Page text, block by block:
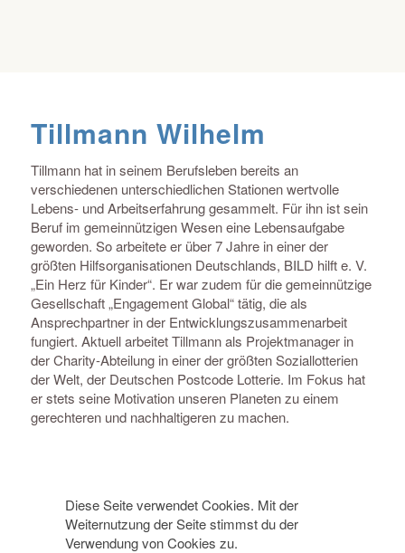
Tillmann Wilhelm
Tillmann hat in seinem Berufsleben bereits an
verschiedenen unterschiedlichen Stationen wertvolle
Lebens- und Arbeitserfahrung gesammelt. Für ihn ist sein
Beruf im gemeinnützigen Wesen eine Lebensaufgabe
geworden. So arbeitete er über 7 Jahre in einer der
größten Hilfsorganisationen Deutschlands, BILD hilft e. V.
„Ein Herz für Kinder“. Er war zudem für die gemeinnützige
Gesellschaft „Engagement Global“ tätig, die als
Ansprechpartner in der Entwicklungszusammenarbeit
fungiert. Aktuell arbeitet Tillmann als Projektmanager in
der Charity-Abteilung in einer der größten Soziallotterien
der Welt, der Deutschen Postcode Lotterie. Im Fokus hat
er stets seine Motivation unseren Planeten zu einem
gerechteren und nachhaltigeren zu machen.
Diese Seite verwendet Cookies. Mit der
Weiternutzung der Seite stimmst du der
Verwendung von Cookies zu.